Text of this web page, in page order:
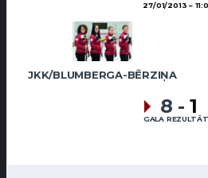
27/01/2013
JKK/BLUMBERGA-BĒRZIŅA
8 - 1
GALA